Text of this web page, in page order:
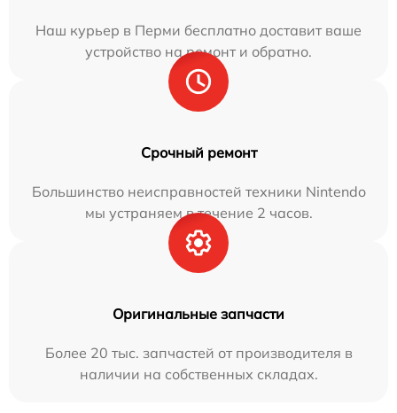
Наш курьер в Перми бесплатно доставит ваше
устройство на ремонт и обратно.
Срочный ремонт
Большинство неисправностей техники Nintendo
мы устраняем в течение 2 часов.
Оригинальные запчасти
Более 20 тыс. запчастей от производителя в
наличии на собственных складах.